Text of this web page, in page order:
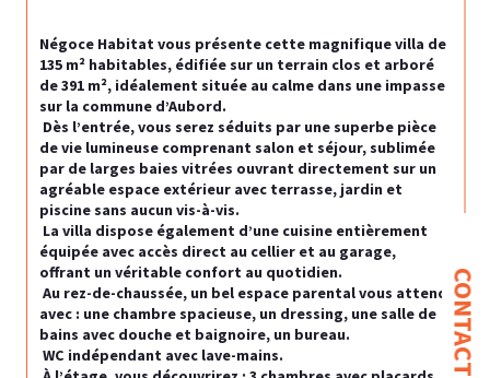
CONTACT
Négoce Habitat vous présente cette magnifique villa de
135 m² habitables, édifiée sur un terrain clos et arboré
de 391 m², idéalement située au calme dans une impasse
sur la commune d’Aubord.
de vie lumineuse comprenant salon et séjour, sublimée
par de larges baies vitrées ouvrant directement sur un
agréable espace extérieur avec terrasse, jardin et
piscine sans aucun vis-à-vis.
équipée avec accès direct au cellier et au garage,
offrant un véritable confort au quotidien.
avec : une chambre spacieuse, un dressing, une salle de
bains avec douche et baignoire, un bureau.
WC indépendant avec lave-mains.